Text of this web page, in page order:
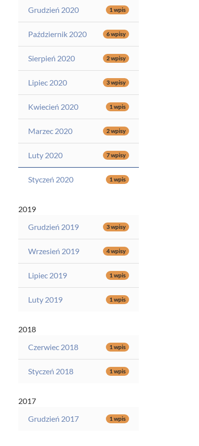
Grudzień 2020
1 wpis
Październik 2020 6 wpisy
Sierpień 2020 2 wpisy
Lipiec 2020 3 wpisy
Kwiecień 2020 1 wpis
Marzec 2020 2 wpisy
Luty 2020 7 wpisy
Styczeń 2020 1 wpis
2019
Grudzień 2019
3 wpisy
Wrzesień 2019 4 wpisy
Lipiec 2019 1 wpis
Luty 2019 1 wpis
2018
Czerwiec 2018
1 wpis
Styczeń 2018 1 wpis
2017
Grudzień 2017
1 wpis